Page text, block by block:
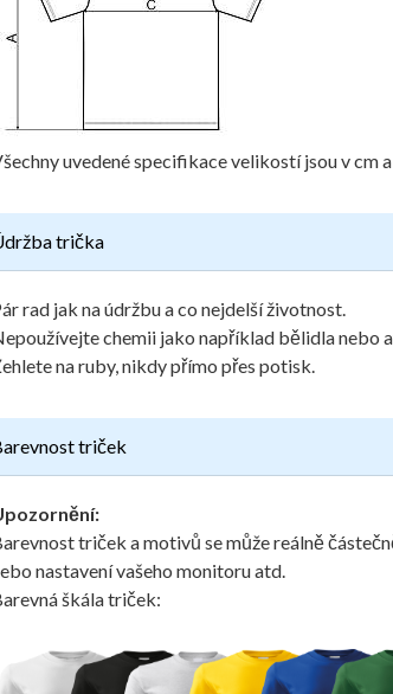
uvedené specifikace velikostí jsou v cm
trička
rad jak na údržbu a co nejdelší životnost.
chemii jako například bělidla nebo
na ruby, nikdy přímo přes potisk.
triček
triček a motivů se může reálně
nastavení vašeho monitoru atd.
škála triček: